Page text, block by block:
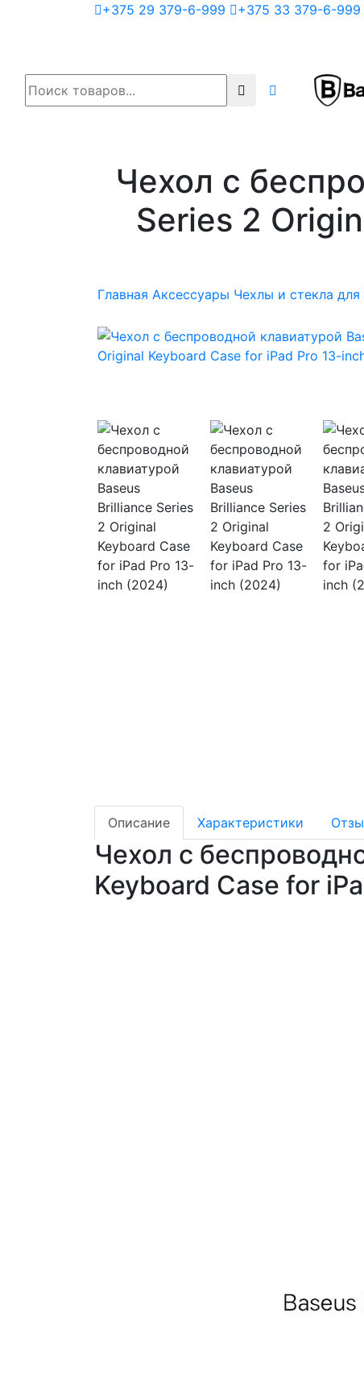
+375 29 379-6-999 +375 33 379-6-999
Чехол с
Series 2
Главная Аксессуары Чехлы и стекла для
Описание Характеристики
Чехол с
Keyboard Case for